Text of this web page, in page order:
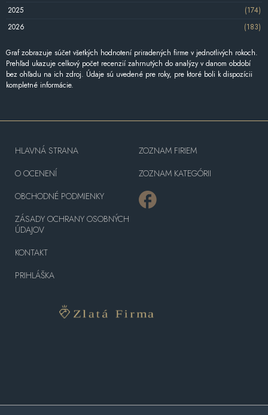
2025
(174)
2026
(183)
Graf zobrazuje súčet všetkých hodnotení priradených firme v jednotlivých rokoch.
Prehľad ukazuje celkový počet recenzií zahrnutých do analýzy v danom období
bez ohľadu na ich zdroj. Údaje sú uvedené pre roky, pre ktoré boli k dispozícii
kompletné informácie.
HLAVNÁ STRANA
O OCENENÍ
OBCHODNÉ PODMIENKY
ZÁSADY OCHRANY OSOBNÝCH
ÚDAJOV
KONTAKT
PRIHLÁŠKA
ZOZNAM FIRIEM
ZOZNAM KATEGÓRII